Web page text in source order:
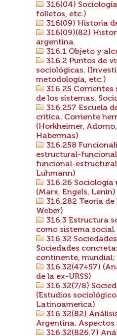
316(04)
folletos, etc.)
316(09) Historia
316(09)(82)
argentina.
316.1 Objeto y
316.2 Puntos de
sociológicas.
metodología, etc.)
316.25 Corrientes
de los sistemas,
316.257 Escuela
crítica. Corriente
(Horkheimer,
Habermas)
316.258
estructural-
funcional-
Luhmann)
316.26
(Marx, Engels, Lenin)
316.282 Teoría
Weber)
316.3 Estructura
como sistema social.
316.32
Sociedades
continente, mundial;
316.32(47+57)
de la ex-URSS)
316.32(7/8)
(Estudios
Latinoamerica)
316.32(82)
Argentina. Aspectos
316.32(826.7)